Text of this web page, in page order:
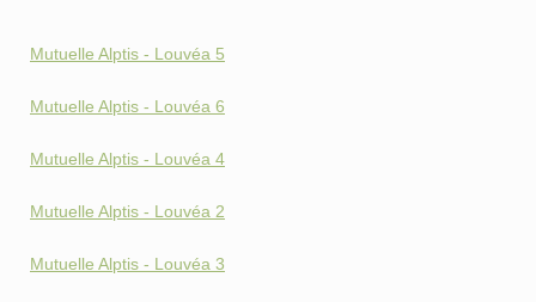
Mutuelle Alptis - Louvéa 5
Mutuelle Alptis - Louvéa 6
Mutuelle Alptis - Louvéa 4
Mutuelle Alptis - Louvéa 2
Mutuelle Alptis - Louvéa 3